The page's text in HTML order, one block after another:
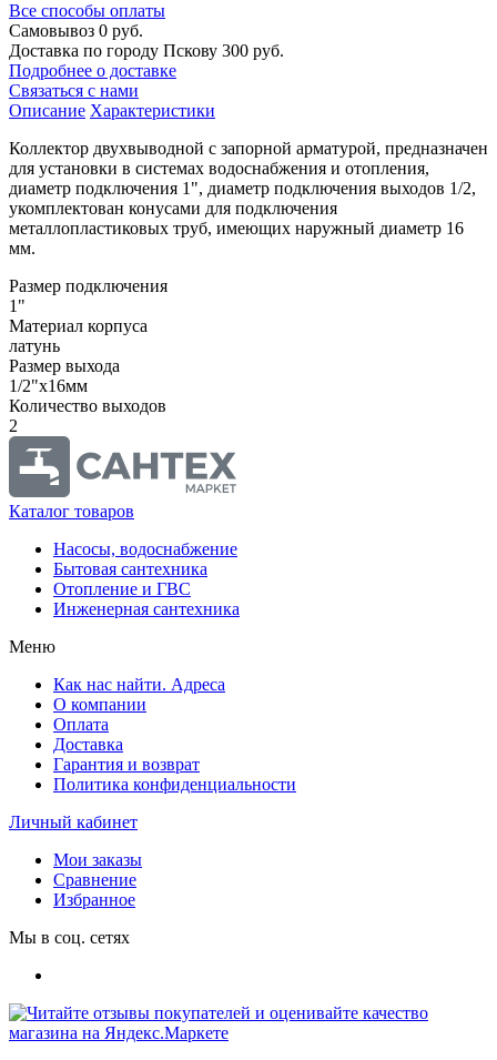
Все способы оплаты
Самовывоз 0 руб.
Доставка по городу Пскову 300 руб.
Подробнее о доставке
Связаться с нами
Описание Характеристики
Коллектор двухвыводной с запорной арматурой, предназначен
для установки в системах водоснабжения и отопления,
диаметр подключения 1", диаметр подключения выходов 1/2,
укомплектован конусами для подключения
металлопластиковых труб, имеющих наружный диаметр 16
мм.
Размер подключения
1"
Материал корпуса
латунь
Размер выхода
1/2"x16мм
Количество выходов
2
Каталог товаров
Насосы, водоснабжение
Бытовая сантехника
Отопление и ГВС
Инженерная сантехника
Меню
Как нас найти. Адреса
О компании
Оплата
Доставка
Гарантия и возврат
Политика конфиденциальности
Личный кабинет
Мои заказы
Сравнение
Избранное
Мы в соц. сетях